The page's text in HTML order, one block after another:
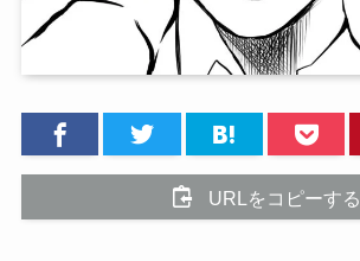
URLをコピーする